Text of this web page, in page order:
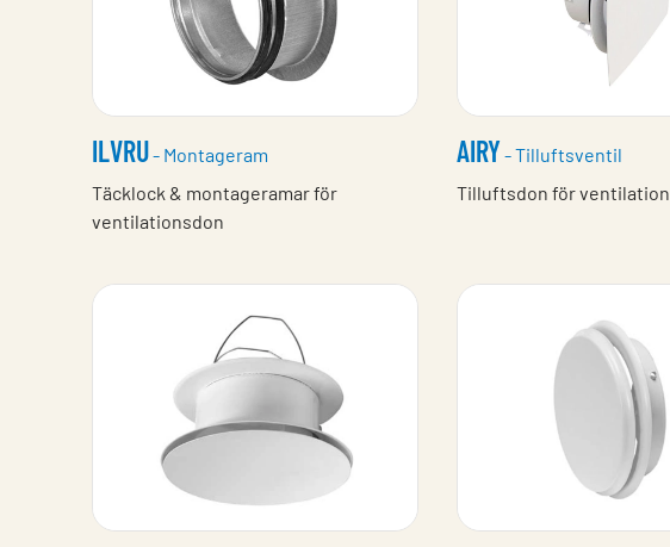
ILVRU- Montageram
Täcklock & montageramar för
ventilationsdon
AIRY- Tilluftsventil
Tilluftsdon för ventilation